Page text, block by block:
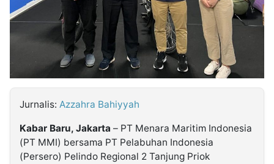
Follow
Kabarbaru
Jurnalis: Azzahra Bahiyyah
Kabar Baru, Jakarta – PT Menara Maritim Indonesia
(PT MMI) bersama PT Pelabuhan Indonesia
(Persero) Pelindo Regional 2 Tanjung Priok